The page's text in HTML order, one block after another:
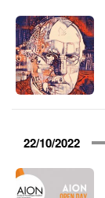
22/10/2022